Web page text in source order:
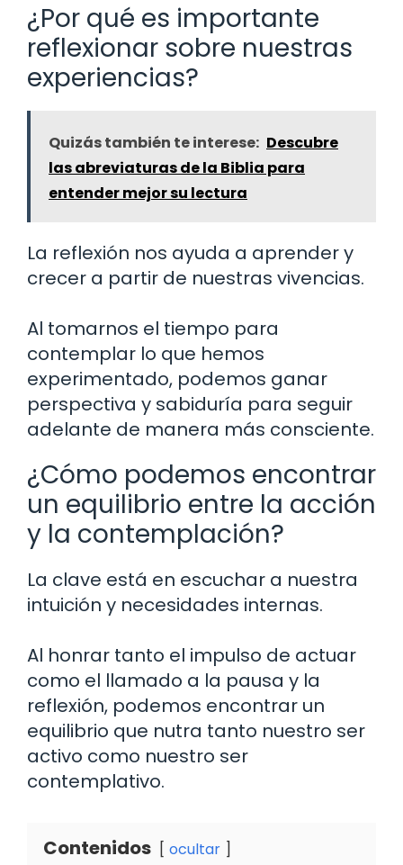
¿Por qué es importante
reflexionar sobre nuestras
experiencias?
Quizás también te interese: Descubre
las abreviaturas de la Biblia para
entender mejor su lectura
La reflexión nos ayuda a aprender y
crecer a partir de nuestras vivencias.
Al tomarnos el tiempo para
contemplar lo que hemos
experimentado, podemos ganar
perspectiva y sabiduría para seguir
adelante de manera más consciente.
¿Cómo podemos encontrar
un equilibrio entre la acción
y la contemplación?
La clave está en escuchar a nuestra
intuición y necesidades internas.
Al honrar tanto el impulso de actuar
como el llamado a la pausa y la
reflexión, podemos encontrar un
equilibrio que nutra tanto nuestro ser
activo como nuestro ser
contemplativo.
Contenidos ocultar